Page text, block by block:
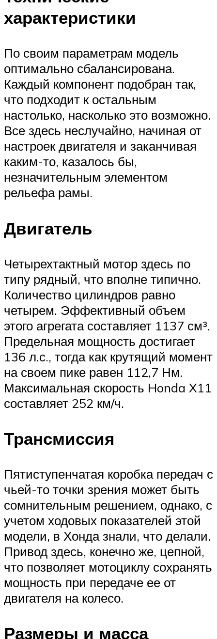
характеристики
По своим параметрам модель
оптимально сбалансирована.
Каждый компонент подобран так,
что подходит к остальным
настолько, насколько это возможно.
Все здесь неслучайно, начиная от
настроек двигателя и заканчивая
каким-то, казалось бы,
незначительным элементом
рельефа рамы.
Двигатель
Четырехтактный мотор здесь по
типу рядный, что вполне типично.
Количество цилиндров равно
четырем. Эффективный объем
этого агрегата составляет 1137 см³.
Предельная мощность достигает
136 л.с., тогда как крутящий момент
на своем пике равен 112,7 Нм.
Максимальная скорость Honda X11
составляет 252 км/ч.
Трансмиссия
Пятиступенчатая коробка передач с
чьей-то точки зрения может быть
сомнительным решением, однако, с
учетом ходовых показателей этой
модели, в Хонда знали, что делали.
Привод здесь, конечно же, цепной,
что позволяет мотоциклу сохранять
мощность при передаче ее от
двигателя на колесо.
Размеры и масса